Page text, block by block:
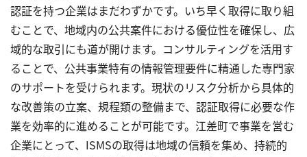
認証を持つ企業はまだわずかです。いち早く取得に取り組
むことで、地域内の公共案件における優位性を確保し、広
域的な取引にも道が開けます。コンサルティングを活用す
ることで、公共事業特有の情報管理要件に精通した専門家
のサポートを受けられます。現状のリスク分析から具体的
な改善策の立案、規程類の整備まで、認証取得に必要な作
業を効率的に進めることが可能です。江差町で事業を営む
企業にとって、ISMSの取得は地域の信頼を集め、持続的